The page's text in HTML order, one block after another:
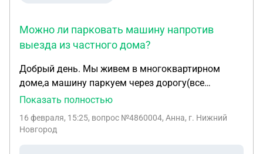
Можно ли парковать машину напротив
выезда из частного дома?
Добрый день. Мы живем в многоквартирном
доме,а машину паркуем через дорогу(все
машины там паркуют из дома). Через дорогу от
машины, сзади стоит дом и выезд из дома мы
Показать полностью
16 февраля, 15:25, вопрос №4860004, Анна, г. Нижний
Новгород